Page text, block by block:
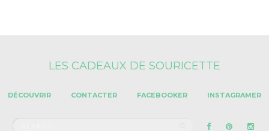
LES CADEAUX DE SOURICETTE
DÉCOUVRIR CONTACTER FACEBOOKER INSTAGRAMER
Search
SEARCH